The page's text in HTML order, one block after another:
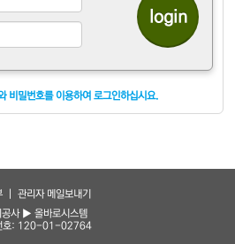
비밀번호를 이용하여 로그인하십시요.
|관리자 메일보내기
사 ▶ 올바로시스템
번호: 120-01-02764